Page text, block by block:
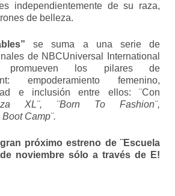
independientemente de su raza,
de belleza.
se suma a una serie de
de NBCUniversal International
promueven los pilares de
empoderamiento femenino,
e inclusión entre ellos: ¨Con
XL¨, ¨Born To Fashion¨,
Camp¨.
próximo estreno de ¨Escuela
de noviembre sólo a través de E!